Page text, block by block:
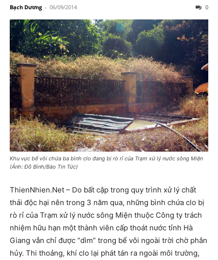
Bạch Dương - 06/09/2014 0
Khu vực bể vôi chứa ba bình clo đang bị rò rỉ của Trạm xử lý nước sông Miện
(Ảnh: Đỗ Bình/Báo Tin Tức)
ThienNhien.Net – Do bất cập trong quy trình xử lý chất
thải độc hại nên trong 3 năm qua, những bình chứa clo bị
rò rỉ của Trạm xử lý nước sông Miện thuộc Công ty trách
nhiệm hữu hạn một thành viên cấp thoát nước tỉnh Hà
Giang vẫn chỉ được “dìm” trong bể vôi ngoài trời chờ phân
hủy. Thi thoảng, khí clo lại phát tán ra ngoài môi trường,